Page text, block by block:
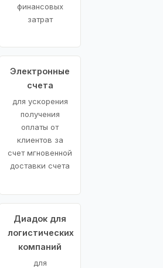
финансовых
затрат
Электронные
счета
для ускорения
получения
оплаты от
клиентов за
счет мгновенной
доставки счета
Диадок для
логистических
компаний
для